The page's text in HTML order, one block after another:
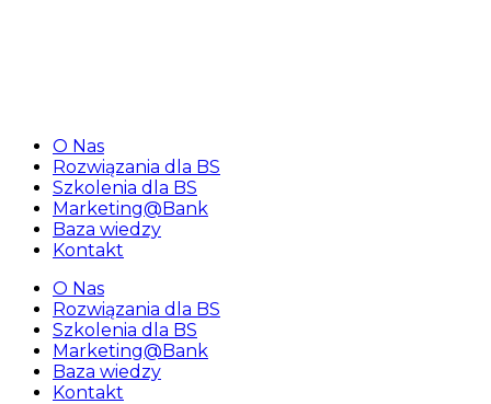
O Nas
Rozwiązania dla BS
Szkolenia dla BS
Marketing@Bank
Baza wiedzy
Kontakt
O Nas
Rozwiązania dla BS
Szkolenia dla BS
Marketing@Bank
Baza wiedzy
Kontakt